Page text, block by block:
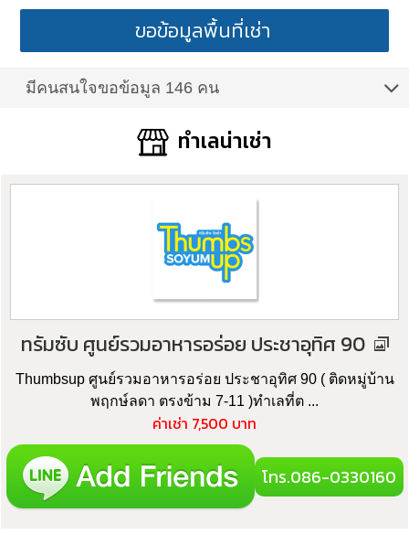
ขอข้อมูลพื้นที่เช่า
มีคนสนใจขอข้อมูล 146 คน
ทำเลน่าเช่า
ทรัมซับ ศูนย์รวมอาหารอร่อย ประชาอุทิศ 90
Thumbsup ศูนย์รวมอาหารอร่อย ประชาอุทิศ 90 ( ติดหมู่บ้าน
พฤกษ์ลดา ตรงข้าม 7-11 )ทำเลที่ต ...
ค่าเช่า 7,500 บาท
โทร.086-0330160